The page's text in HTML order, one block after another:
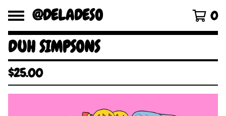
@DELADESO 0
DUH SIMPSONS
$25.00